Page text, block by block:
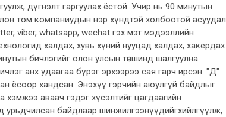
дүгнэлт гаргуулах ёстой. Учир нь 90 минутын
том компаниудын нэр хүндтэй холбоотой асуудал
viber, whatsapp, wechat гэх мэт мэдээллийн
халдах, хувь хүний нууцад халдах, хакердах
бичлэгийг олон улсын төвшинд шалгуулна.
анх удаагаа бүрэг эрхээрээ сая гарч ирсэн. "Д"
ёсоор хандсан. Энэхүү гэрчийн аюулгүй байдлыг
хэмжээ аваач гэдэг хүсэлтийг цагдаагийн
урьдчилсан байдлаар шинжилгээнүүдийгхийлгүүлж,